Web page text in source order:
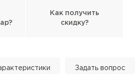
Как получить
скидку?
Задать вопрос